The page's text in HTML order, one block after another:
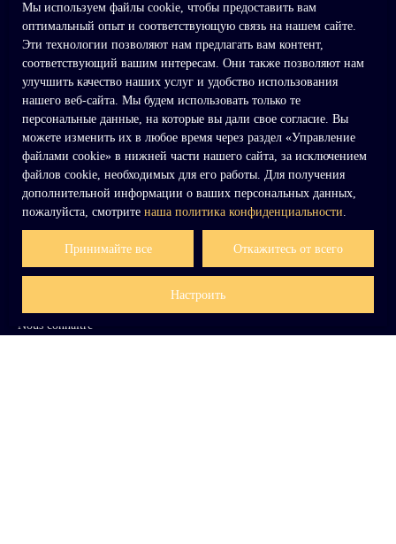
Я ИЩУ НЕДВИЖИМОСТЬ
Продажа дом Le Mans (72000)
Продажа дом Giverny (27620)
Продажа дом Veauce (03450)
Продажа дом Ozoir-la-Ferrière (77330)
Продажа дом Charleville-Mézières (08000)
Продажа дом Crécy-la-Chapelle (77580)
Я ВЛАДЕЛЕЦ
Nous connaître
Мы используем файлы cookie, чтобы предоставить вам
оптимальный опыт и соответствующую связь на нашем сайте.
Эти технологии позволяют нам предлагать вам контент,
соответствующий вашим интересам. Они также позволяют нам
улучшить качество наших услуг и удобство использования
нашего веб-сайта. Мы будем использовать только те
персональные данные, на которые вы дали свое согласие. Вы
можете изменить их в любое время через раздел «Управление
файлами cookie» в нижней части нашего сайта, за исключением
файлов cookie, необходимых для его работы. Для получения
дополнительной информации о ваших персональных данных,
пожалуйста, смотрите наша политика конфиденциальности.
Принимайте все Откажитесь от всего
Настроить